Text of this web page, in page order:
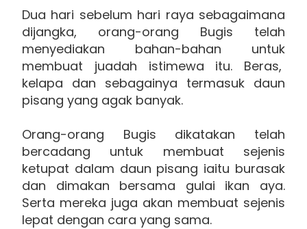
Dua hari sebelum hari raya sebagaimana
dijangka, orang-orang Bugis telah
menyediakan bahan-bahan untuk
membuat juadah istimewa itu. Beras,
kelapa dan sebagainya termasuk daun
pisang yang agak banyak.
Orang-orang Bugis dikatakan telah
bercadang untuk membuat sejenis
ketupat dalam daun pisang iaitu burasak
dan dimakan bersama gulai ikan aya.
Serta mereka juga akan membuat sejenis
lepat dengan cara yang sama.